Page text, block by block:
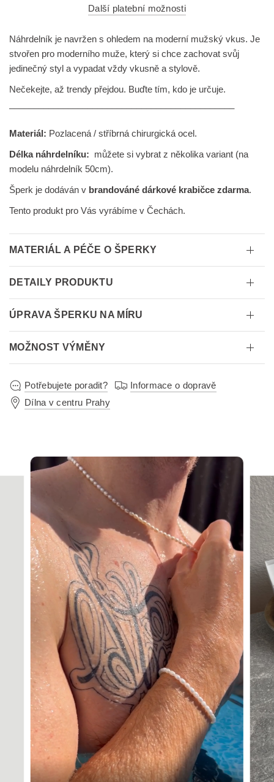
Další platební možnosti
Náhrdelník je navržen s ohledem na moderní mužský vkus. Je
stvořen pro moderního muže, který si chce zachovat svůj
jedinečný styl a vypadat vždy vkusně a stylově.
Nečekejte, až trendy přejdou. Buďte tím, kdo je určuje.
Materiál: Pozlacená / stříbrná chirurgická ocel.
Délka náhrdelníku: můžete si vybrat z několika variant (na
modelu náhrdelník 50cm).
Šperk je dodáván v brandováné dárkové krabičce zdarma.
Tento produkt pro Vás vyrábíme v Čechách.
MATERIÁL A PÉČE O ŠPERKY
DETAILY PRODUKTU
ÚPRAVA ŠPERKU NA MÍRU
MOŽNOST VÝMĚNY
Potřebujete poradit?
Informace o dopravě
Dílna v centru Prahy